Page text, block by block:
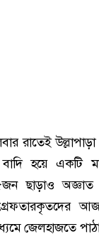
রাতেই উল্লাপাড়া
হয়ে একটি
৫জন ছাড়াও
জেলহাজতে